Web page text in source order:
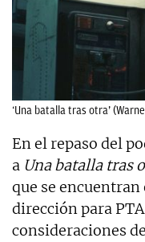
‘Una batalla tras otra’
En el repaso del
a Una batalla tras
que se
dirección para
consideraciones